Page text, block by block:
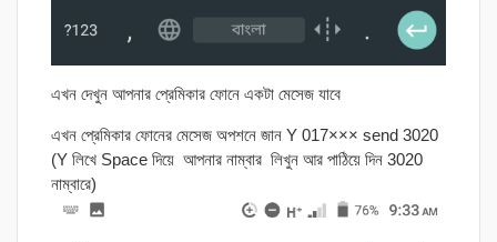
এখন দেখুন আপনার প্রেমিকার ফোনে একটা মেসেজ যাবে
এখন প্রেমিকার ফোনের মেসেজ অপশনে জান Y 017××× send 3020
(Y লিখে Space দিয়ে আপনার নাম্বার লিখুন আর পাঠিয়ে দিন 3020
নাম্বারে)